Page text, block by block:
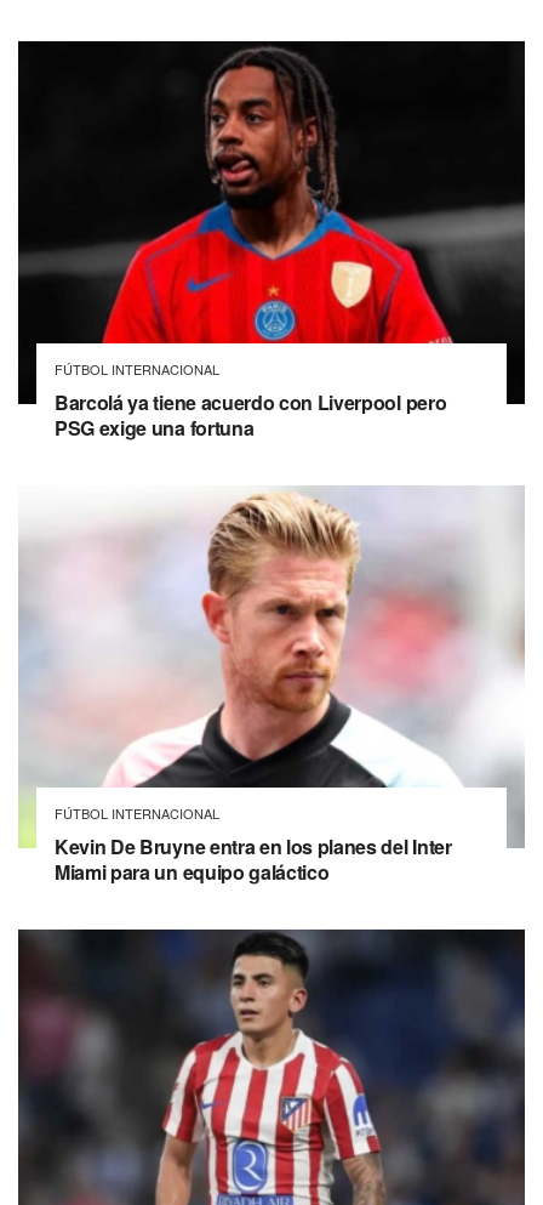
FÚTBOL INTERNACIONAL
Barcolá ya tiene acuerdo con Liverpool pero
PSG exige una fortuna
FÚTBOL INTERNACIONAL
Kevin De Bruyne entra en los planes del Inter
Miami para un equipo galáctico